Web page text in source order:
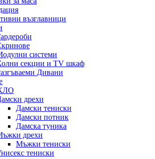
възглавници
системи
секции и ТV шкаф
Дивани
дрехи
Дамски тениски
Дамски потник
Дамска туника
дрехи
Мъжки тениски
тениски